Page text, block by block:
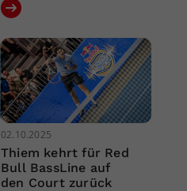
02.10.2025
Thiem kehrt für Red
Bull BassLine auf
den Court zurück